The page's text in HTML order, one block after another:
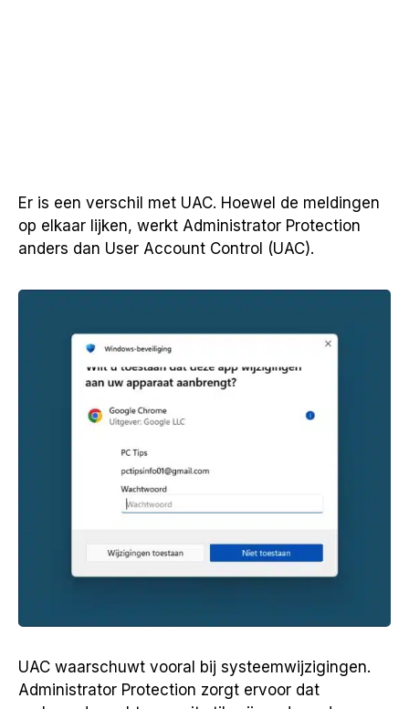
Er is een verschil met UAC. Hoewel de meldingen
op elkaar lijken, werkt Administrator Protection
anders dan User Account Control (UAC).
UAC waarschuwt vooral bij systeemwijzigingen.
Administrator Protection zorgt ervoor dat